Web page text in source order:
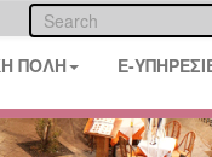
ΠΟΛΗ E-